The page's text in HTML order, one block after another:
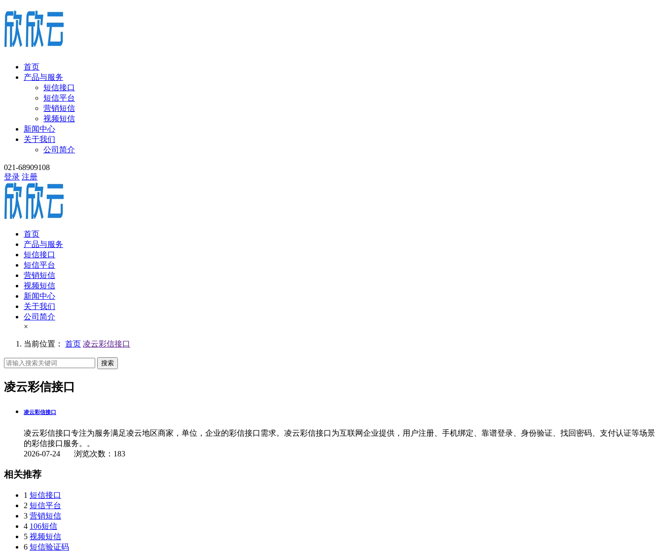
首页
产品与服务
短信接口
短信平台
营销短信
视频短信
新闻中心
关于我们
公司简介
021-68909108
登录 注册
首页
产品与服务
短信接口
短信平台
营销短信
视频短信
新闻中心
关于我们
公司简介
×
当前位置： 首页 凌云彩信接口
搜索
凌云彩信接口
凌云彩信接口
凌云彩信接口专注为服务满足凌云地区商家，单位，企业的彩信接口需求。凌云彩信接口为互联网企业提供，用户注册、手机绑定、靠谱登录、身份验证、找回密码、支付认证等场景
的彩信接口服务。。
2026-07-24 浏览次数：183
相关推荐
1 短信接口
2 短信平台
3 营销短信
4 106短信
5 视频短信
6 短信验证码